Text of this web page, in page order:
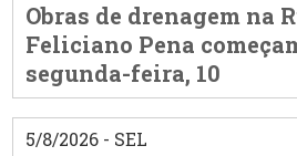
Obras de drenagem na
Feliciano Pena
segunda-feira, 10
5/8/2026 - SEL